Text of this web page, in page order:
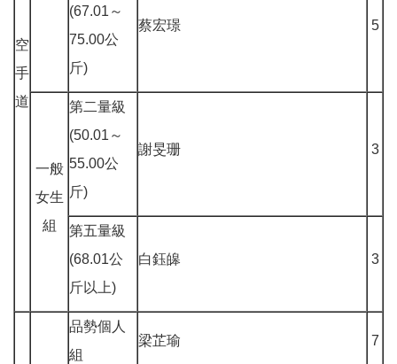
空
手
道
(67.01～
75.00公
斤)
蔡宏璟 5
一般
女生
組
第二量級
(50.01～
55.00公
斤)
謝旻珊 3
第五量級
(68.01公
斤以上)
白鈺皞 3
品勢個人
組
梁芷瑜 7